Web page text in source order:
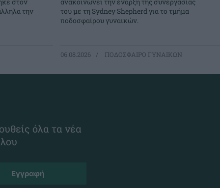
την
του με τη Sydney Shepherd για το τμήμα
ποδοσφαίρου γυναικών.
06.08.2026 ΠΟΔΟΣΦΑΙΡΟ ΓΥΝΑΙΚΩΝ
όλα τα νέα